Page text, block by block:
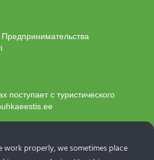
с туристического
work properly, we sometimes place